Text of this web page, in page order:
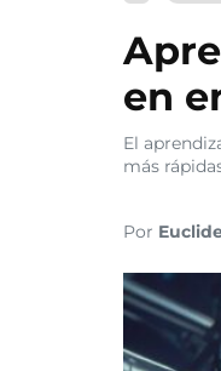
en
El
más
Por